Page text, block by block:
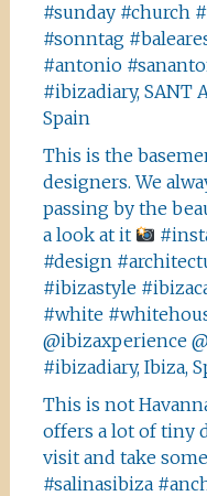
#sunday #church
#sonntag
#antonio
#ibizadiary, SANT
Spain
This is the
designers. We
passing by the
a look at it
#design
#ibizastyle
#white
@ibizaxperience
#ibizadiary, Ibiza,
This is not
offers a lot of tiny
visit and take
#salinasibiza